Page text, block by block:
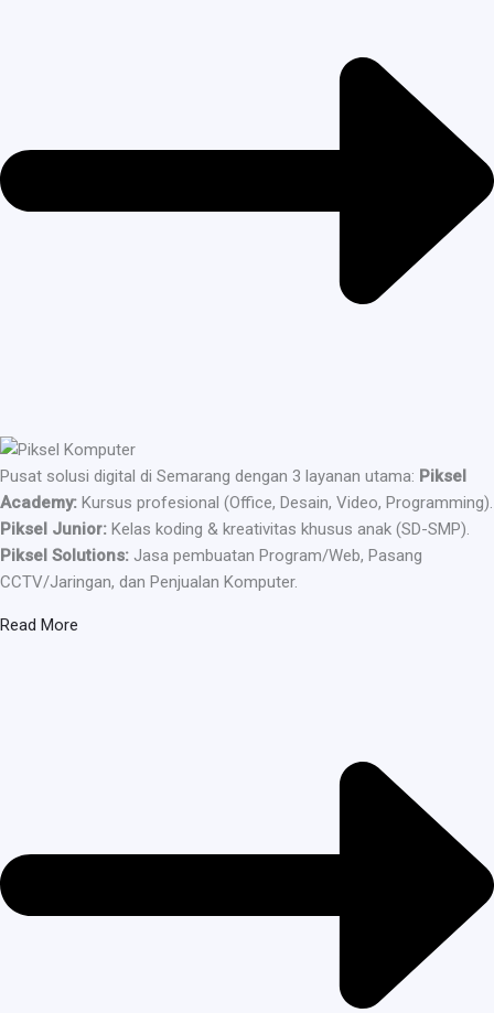
Pusat solusi digital di Semarang dengan 3 layanan utama: Piksel
Academy: Kursus profesional (Office, Desain, Video, Programming).
Piksel Junior: Kelas koding & kreativitas khusus anak (SD-SMP).
Piksel Solutions: Jasa pembuatan Program/Web, Pasang
CCTV/Jaringan, dan Penjualan Komputer.
Read More